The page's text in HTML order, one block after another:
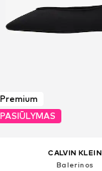
Premium
PASIŪLYMAS
CALVIN KLEIN
Balerinos